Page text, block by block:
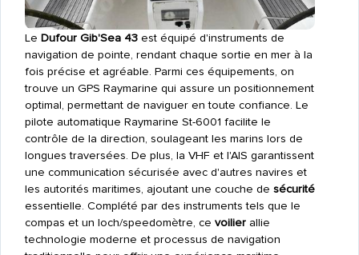
Le Dufour Gib'Sea 43est équipé d'instruments de
navigation de pointe, rendant chaque sortie en mer à la
fois précise et agréable. Parmi ces équipements, on
trouve un GPS Raymarine qui assure un positionnement
optimal, permettant de naviguer en toute confiance. Le
pilote automatique Raymarine St-6001 facilite le
contrôle de la direction, soulageant les marins lors de
longues traversées. De plus, la VHF et l'AIS garantissent
une communication sécurisée avec d'autres navires et
les autorités maritimes, ajoutant une couche de sécurité
essentielle. Complété par des instruments tels que le
compas et un loch/speedomètre, ce voilierallie
technologie moderne et processus de navigation